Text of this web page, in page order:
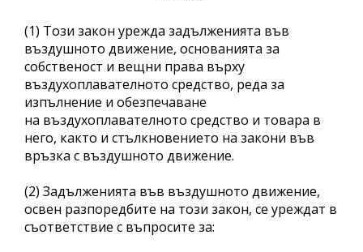
(1) Този закон урежда задълженията във
въздушното движение, основанията за
собственост и вещни права върху
въздухоплавателното средство, реда за
изпълнение и обезпечаване
на въздухоплавателното средство и товара в
него, както и стълкновението на закони във
връзка с въздушното движение.
(2) Задълженията във въздушното движение,
освен разпоредбите на този закон, се уреждат в
съответствие с въпросите за: